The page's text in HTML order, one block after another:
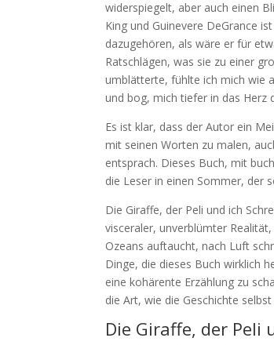
widerspiegelt, aber auch einen
King und Guinevere DeGrance
dazugehören, als wäre er für
Ratschlägen, was sie zu einer
umblätterte, fühlte ich mich wie
und bog, mich tiefer in das Herz
Es ist klar, dass der Autor ein
mit seinen Worten zu malen,
entsprach. Dieses Buch, mit
die Leser in einen Sommer, der
Die Giraffe, der Peli und ich
visceraler, unverblümter
Ozeans auftaucht, nach Luft
Dinge, die dieses Buch wirklich
eine kohärente Erzählung zu
die Art, wie die Geschichte
Die Giraffe, der Peli